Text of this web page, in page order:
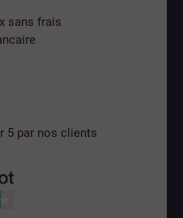
sans frais
5 par nos clients